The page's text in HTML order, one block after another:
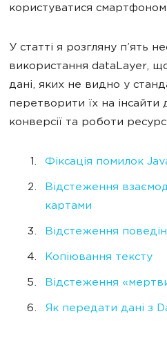
користуватися
У статті я розгляну п’ять
використання dataLayer,
дані, яких не видно у
перетворити їх на
конверсії та роботи
Фіксація помилок
Відстеження
картами
Відстеження
Копіювання тексту
Відстеження
Як передати дані з